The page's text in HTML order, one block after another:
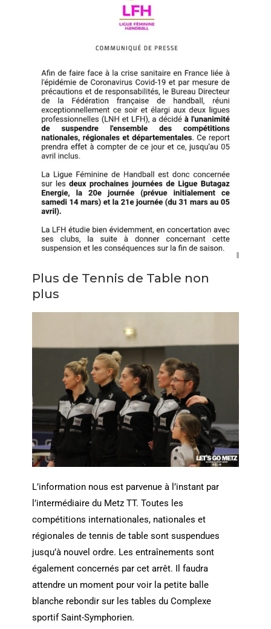
Plus de Tennis de Table non
plus
L’information nous est parvenue à l’instant par
l’intermédiaire du Metz TT. Toutes les
compétitions internationales, nationales et
régionales de tennis de table sont suspendues
jusqu’à nouvel ordre. Les entraînements sont
également concernés par cet arrêt. Il faudra
attendre un moment pour voir la petite balle
blanche rebondir sur les tables du Complexe
sportif Saint-Symphorien.